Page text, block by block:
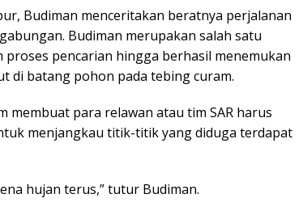
Budiman menceritakan beratnya perjalanan
Budiman merupakan salah satu
pencarian hingga berhasil menemukan
di batang pohon pada tebing curam.
para relawan atau tim SAR harus
menjangkau titik-titik yang diduga terdapat
hujan terus,” tutur Budiman.